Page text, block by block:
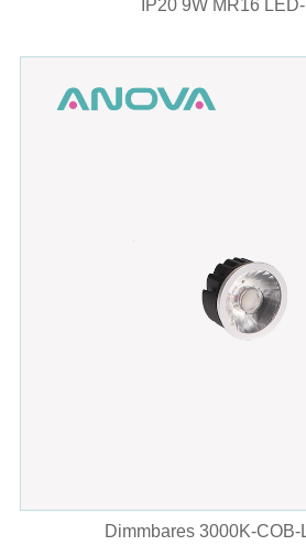
IP20 9W MR16
Dimmbares 3000K-COB-